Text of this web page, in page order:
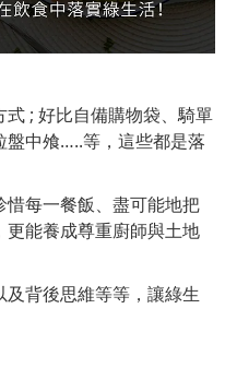
; 好比自備購物袋、騎單
盤中飧…..等，這些都是落
每一餐飯、盡可能地把
能養成尊重廚師與土地
背後思維等等，讓綠生